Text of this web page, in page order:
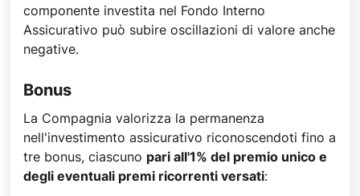
componente investita nel Fondo Interno
Assicurativo può subire oscillazioni di valore anche
negative.
Bonus
La Compagnia valorizza la permanenza
nell'investimento assicurativo riconoscendoti fino a
tre bonus, ciascuno pari all'1% del premio unico e
degli eventuali premi ricorrenti versati: